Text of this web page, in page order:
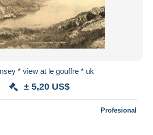
* view at le gouffre * uk
± 5,20 US$
Profesional